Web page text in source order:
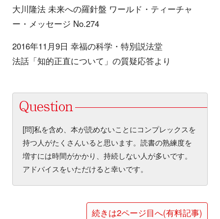
大川隆法 未来への羅針盤 ワールド・ティーチャ
ー・メッセージ No.274
2016年11月9日 幸福の科学・特別説法堂
法話「知的正直について」の質疑応答より
[問]私を含め、本が読めないことにコンプレックスを
持つ人がたくさんいると思います。読書の熟練度を
増すには時間がかかり、持続しない人が多いです。
アドバイスをいただけると幸いです。
続きは2ページ目へ(有料記事)